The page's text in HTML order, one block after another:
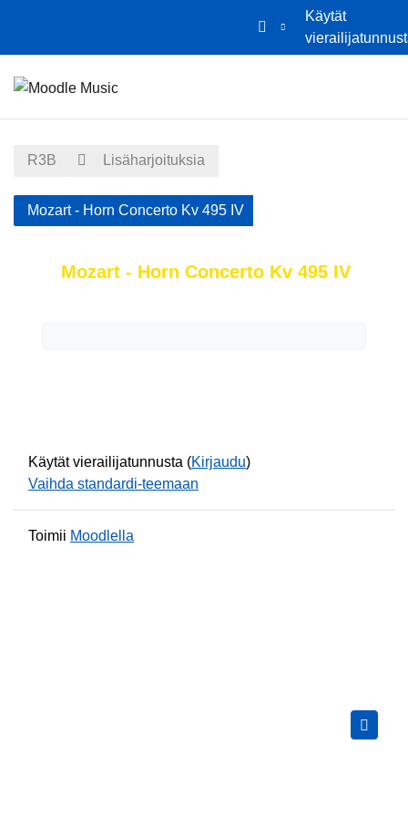
Käytät
R3B Lisäharjoituksia
Mozart - Horn Concerto Kv 495 IV
Mozart - Horn Concerto Kv 495 IV
Käytät vierailijatunnusta (Kirjaudu)
Vaihda standardi-teemaan
Toimii Moodlella